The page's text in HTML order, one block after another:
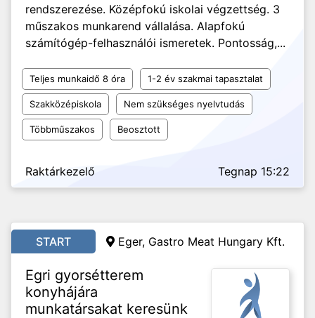
rendszerezése. Középfokú iskolai végzettség. 3
műszakos munkarend vállalása. Alapfokú
számítógép-felhasználói ismeretek. Pontosság,...
Teljes munkaidő 8 óra 1-2 év szakmai tapasztalat
Szakközépiskola Nem szükséges nyelvtudás
Többműszakos Beosztott
Raktárkezelő Tegnap 15:22
START Eger, Gastro Meat Hungary Kft.
Egri gyorsétterem
konyhájára
munkatársakat keresünk